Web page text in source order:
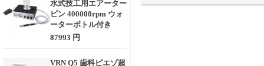
水式技工用エアーター
ビン 400000rpm ウォ
ーターボトル付き
87993 円
VRN Q5 歯科ピエゾ超